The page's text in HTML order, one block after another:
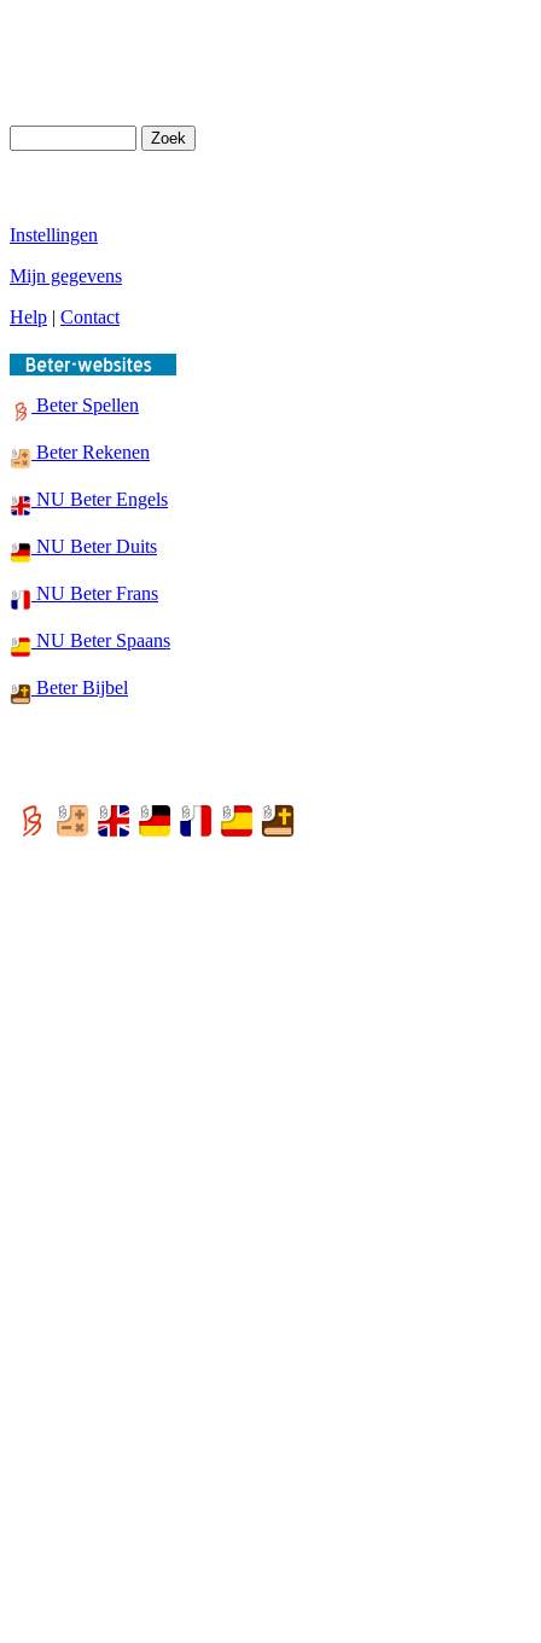
Instellingen
Mijn gegevens
Help | Contact
Beter Spellen
Beter Rekenen
NU Beter Engels
NU Beter Duits
NU Beter Frans
NU Beter Spaans
Beter Bijbel